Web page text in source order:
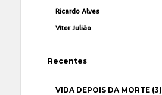
Ricardo Alves
Vítor Julião
Recentes
VIDA DEPOIS DA MORTE (3)